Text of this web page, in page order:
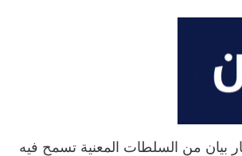
بيان من السلطات المعنية تسمح فيه